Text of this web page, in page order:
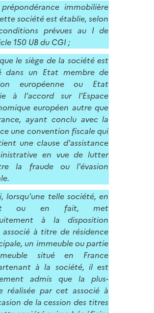
immobilière
société est établie, selon
prévues au I de
150 UB du CGI ;
le siège de la société est
dans un Etat membre de
européenne ou Etat
à l'accord sur l'Espace
européen autre que
ayant conclu avec la
une convention fiscale qui
une clause d'assistance
en vue de lutter
la fraude ou l'évasion
lorsqu'une telle société, en
ou en fait, met
à la disposition
associé à titre de résidence
un immeuble ou partie
situé en France
à la société, il est
admis que la plus-
réalisée par cet associé à
de la cession des titres